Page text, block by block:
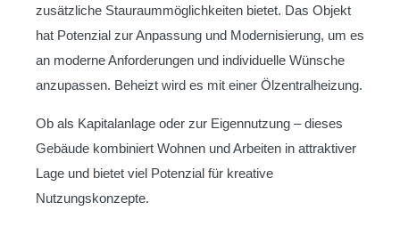
zusätzliche Stauraummöglichkeiten bietet. Das Objekt
hat Potenzial zur Anpassung und Modernisierung, um es
an moderne Anforderungen und individuelle Wünsche
anzupassen. Beheizt wird es mit einer Ölzentralheizung.
Ob als Kapitalanlage oder zur Eigennutzung – dieses
Gebäude kombiniert Wohnen und Arbeiten in attraktiver
Lage und bietet viel Potenzial für kreative
Nutzungskonzepte.